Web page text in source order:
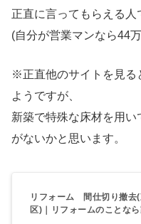
正直に言ってもらえる人
(自分が営業マンなら44
※正直他のサイトを見る
ようですが、
新築で特殊な床材を用
がないかと思います。
リフォーム 間仕切り撤去(
区)｜リフォームのことな